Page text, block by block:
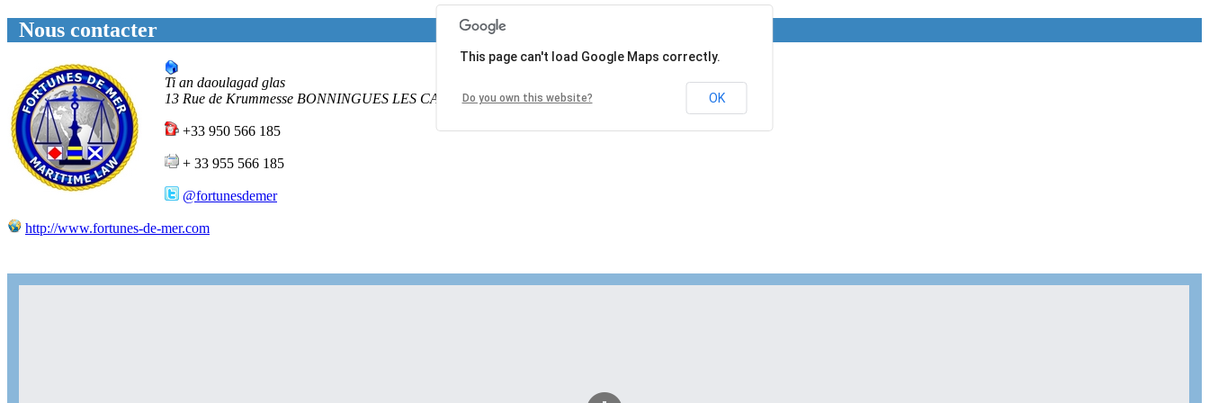
Nous contacter
Ti an daoulagad glas
13 Rue de Krummesse BONNINGUES LES CALAISPAS DE CALAIS62340
+33 950 566 185
+ 33 955 566 185
@fortunesdemer
http://www.fortunes-de-mer.com
This page can't load Google Maps correctly.
Do you own this website? OK